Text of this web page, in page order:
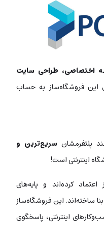
اختصاصی، طراحی سایت
این فروشگاه‌ساز به حساب
پلتفرمشان سریع‌ترین و
اینترنتی است!
کرده‌اند و پایه‌های
ساخته‌اند. این فروشگاه‌ساز
اینترنتی، پاسخگوی